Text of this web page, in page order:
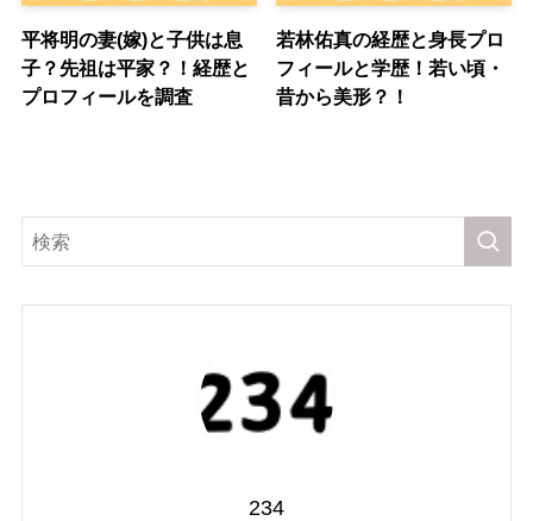
平将明の妻(嫁)と子供は息
子？先祖は平家？！経歴と
プロフィールを調査
若林佑真の経歴と身長プロ
フィールと学歴！若い頃・
昔から美形？！
234